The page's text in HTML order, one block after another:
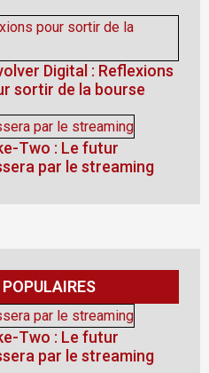
Digital : Reflexions
sortir de la bourse
Two : Le futur
par le streaming
Two : Le futur
par le streaming